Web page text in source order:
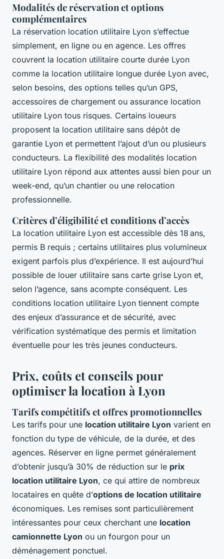
Modalités de réservation et options
complémentaires
La réservation location utilitaire Lyon s’effectue
simplement, en ligne ou en agence. Les offres
couvrent la location utilitaire courte durée Lyon
comme la location utilitaire longue durée Lyon avec,
selon besoins, des options telles qu’un GPS,
accessoires de chargement ou assurance location
utilitaire Lyon tous risques. Certains loueurs
proposent la location utilitaire sans dépôt de
garantie Lyon et permettent l’ajout d’un ou plusieurs
conducteurs. La flexibilité des modalités location
utilitaire Lyon répond aux attentes aussi bien pour un
week-end, qu’un chantier ou une relocation
professionnelle.
Critères d’éligibilité et conditions d’accès
La location utilitaire Lyon est accessible dès 18 ans,
permis B requis ; certains utilitaires plus volumineux
exigent parfois plus d’expérience. Il est aujourd’hui
possible de louer utilitaire sans carte grise Lyon et,
selon l’agence, sans acompte conséquent. Les
conditions location utilitaire Lyon tiennent compte
des enjeux d’assurance et de sécurité, avec
vérification systématique des permis et limitation
éventuelle pour les très jeunes conducteurs.
Prix, coûts et conseils pour
optimiser la location à Lyon
Tarifs compétitifs et offres promotionnelles
Les tarifs pour une location utilitaire Lyon varient en
fonction du type de véhicule, de la durée, et des
agences. Réserver en ligne permet généralement
d’obtenir jusqu’à 30% de réduction sur le prix
location utilitaire Lyon, ce qui attire de nombreux
locataires en quête d’options de location utilitaire
économiques. Les remises sont particulièrement
intéressantes pour ceux cherchant une location
camionnette Lyon ou un fourgon pour un
déménagement ponctuel.